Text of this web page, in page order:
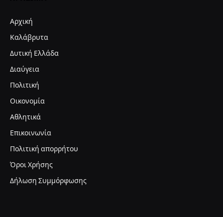
Αρχική
Καλάβρυτα
Δυτική Ελλάδα
Διαύγεια
Πολιτική
Οικονομία
Αθλητικά
Επικοινωνία
Πολιτική απορρήτου
Όροι Χρήσης
Δήλωση Συμμόρφωσης